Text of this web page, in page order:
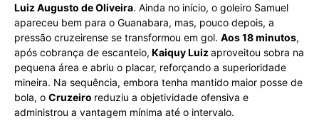
Luiz Augusto de Oliveira. Ainda no início, o goleiro Samuel
apareceu bem para o Guanabara, mas, pouco depois, a
pressão cruzeirense se transformou em gol. Aos 18 minutos,
após cobrança de escanteio, Kaiquy Luizaproveitou sobra na
pequena área e abriu o placar, reforçando a superioridade
mineira. Na sequência, embora tenha mantido maior posse de
bola, o Cruzeiro reduziu a objetividade ofensiva e
administrou a vantagem mínima até o intervalo.